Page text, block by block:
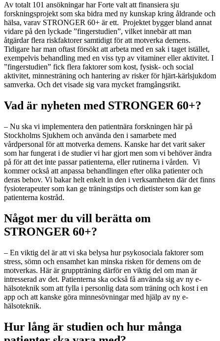
Av totalt 101 ansökningar har Forte valt att finansiera sju
forskningsprojekt som ska bidra med ny kunskap kring åldrande och
hälsa, varav STRONGER 60+ är ett. Projektet bygger bland annat
vidare på den lyckade ”fingerstudien”, vilket innebär att man
åtgärdar flera riskfaktorer samtidigt för att motverka demens.
Tidigare har man oftast försökt att arbeta med en sak i taget istället,
exempelvis behandling med en viss typ av vitaminer eller aktivitet. I
”fingerstudien” fick flera faktorer som kost, fysisk- och social
aktivitet, minnesträning och hantering av risker för hjärt-kärlsjukdom
samverka. Och det visade sig vara mycket framgångsrikt.
Vad är nyheten med STRONGER 60+?
– Nu ska vi implementera den patientnära forskningen här på
Stockholms Sjukhem och använda den i samarbete med
vårdpersonal för att motverka demens. Kanske har det varit saker
som har fungerat i de studier vi har gjort men som vi behöver ändra
på för att det inte passar patienterna, eller rutinerna i vården. Vi
kommer också att anpassa behandlingen efter olika patienter och
deras behov. Vi bakar helt enkelt in den i verksamheten där det finns
fysioterapeuter som kan ge träningstips och dietister som kan ge
patienterna kostråd.
Något mer du vill berätta om
STRONGER 60+?
– En viktig del är att vi ska belysa hur psykosociala faktorer som
stress, sömn och ensamhet kan minska risken för demens om de
motverkas. Här är gruppträning därför en viktig del om man är
intresserad av det. Patienterna ska också få använda sig av ny e-
hälsoteknik som att fylla i personlig data som träning och kost i en
app och att kanske göra minnesövningar med hjälp av ny e-
hälsoteknik.
Hur lång är studien och hur många